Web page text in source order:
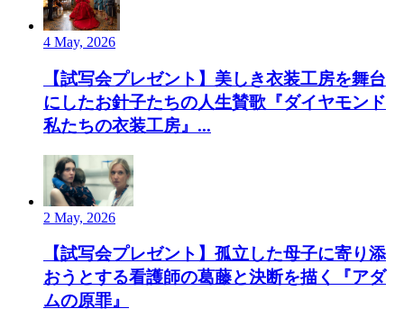
4 May, 2026
【試写会プレゼント】美しき衣装工房を舞台
にしたお針子たちの人生賛歌『ダイヤモンド
私たちの衣装工房』...
2 May, 2026
【試写会プレゼント】孤立した母子に寄り添
おうとする看護師の葛藤と決断を描く『アダ
ムの原罪』